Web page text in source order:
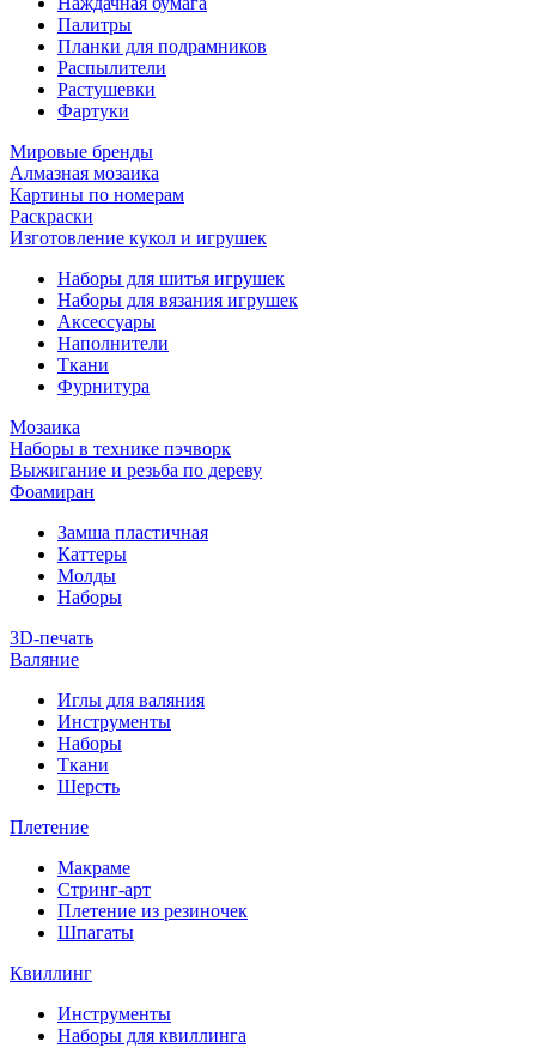
Палитры
Планки для подрамников
Распылители
Растушевки
Фартуки
Мировые бренды
Алмазная мозаика
Картины по номерам
Раскраски
Изготовление кукол и игрушек
Наборы для шитья игрушек
Наборы для вязания игрушек
Аксессуары
Наполнители
Ткани
Фурнитура
Мозаика
Наборы в технике пэчворк
Выжигание и резьба по дереву
Фоамиран
Замша пластичная
Каттеры
Молды
Наборы
3D-печать
Валяние
Иглы для валяния
Инструменты
Наборы
Ткани
Шерсть
Плетение
Макраме
Стринг-арт
Плетение из резиночек
Шпагаты
Квиллинг
Инструменты
Наборы для квиллинга